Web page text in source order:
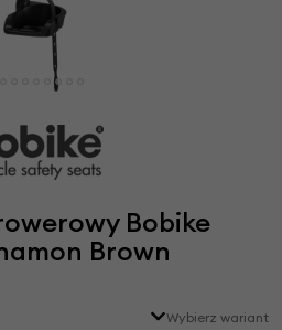
Bobike
Brown
Wybierz wariant